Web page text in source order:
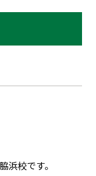
浜校です。